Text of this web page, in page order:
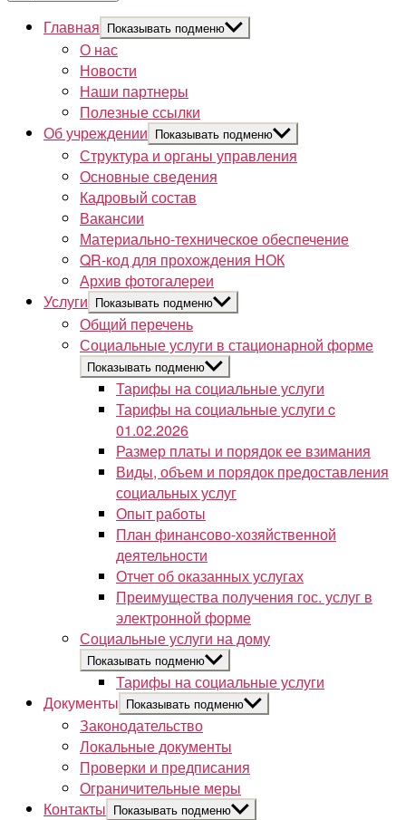
Главная Показывать подменю
О нас
Новости
Наши партнеры
Полезные ссылки
Об учреждении Показывать подменю
Структура и органы управления
Основные сведения
Кадровый состав
Вакансии
Материально-техническое обеспечение
QR-код для прохождения НОК
Архив фотогалереи
Услуги Показывать подменю
Общий перечень
Социальные услуги в стационарной форме
Показывать подменю
Тарифы на социальные услуги
Тарифы на социальные услуги c
01.02.2026
Размер платы и порядок ее взимания
Виды, объем и порядок предоставления
социальных услуг
Опыт работы
План финансово-хозяйственной
деятельности
Отчет об оказанных услугах
Преимущества получения гос. услуг в
электронной форме
Социальные услуги на дому
Показывать подменю
Тарифы на социальные услуги
Документы Показывать подменю
Законодательство
Локальные документы
Проверки и предписания
Ограничительные меры
Контакты Показывать подменю